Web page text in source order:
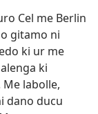
Cel me Berlin
gitamo ni
ki ur me
ki
labolle,
dano ducu